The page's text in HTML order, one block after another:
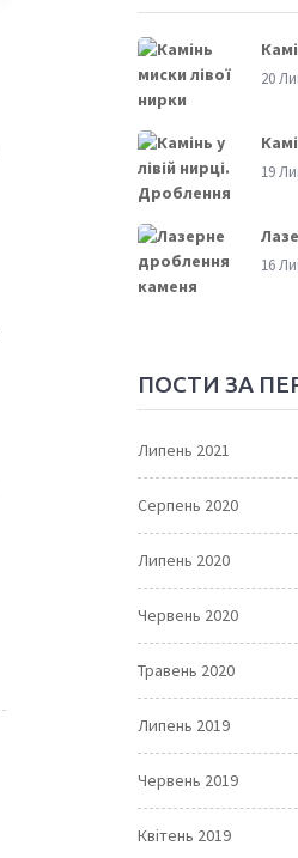
20
19
16
ПОСТИ ЗА
Липень 2021
Серпень 2020
Липень 2020
Червень 2020
Травень 2020
Липень 2019
Червень 2019
Квітень 2019